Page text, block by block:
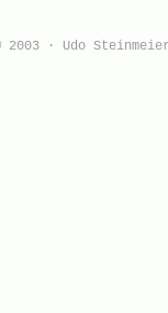
2003 · Udo